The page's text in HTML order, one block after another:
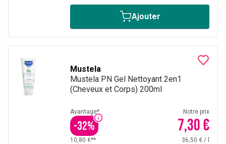
Ajouter
Mustela
Mustela PN Gel Nettoyant 2en1
(Cheveux et Corps) 200ml
Avantage*
-32%
Notre prix
7,30 €
10,80 €** 36,50 € /